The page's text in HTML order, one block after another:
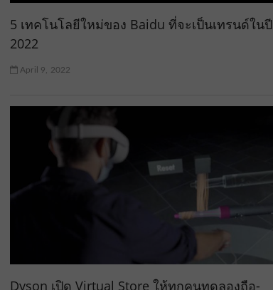
5 เทคโนโลยีใหม่ของ Baidu ที่จะเป็นเทรนด์ในปี
2022
April 9, 2022
Dyson เปิด Virtual Store ให้ทุกคนทดลองถือ-